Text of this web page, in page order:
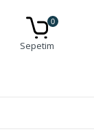
Sepetim
0